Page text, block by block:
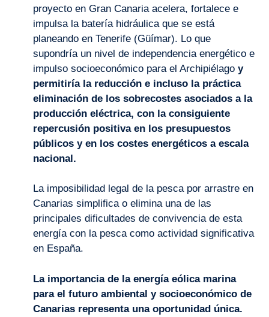
proyecto en Gran Canaria acelera, fortalece e
impulsa la batería hidráulica que se está
planeando en Tenerife (Güímar). Lo que
supondría un nivel de independencia energético e
impulso socioeconómico para el Archipiélago y
permitiría la reducción e incluso la práctica
eliminación de los sobrecostes asociados a la
producción eléctrica, con la consiguiente
repercusión positiva en los presupuestos
públicos y en los costes energéticos a escala
nacional.
La imposibilidad legal de la pesca por arrastre en
Canarias simplifica o elimina una de las
principales dificultades de convivencia de esta
energía con la pesca como actividad significativa
en España.
La importancia de la energía eólica marina
para el futuro ambiental y socioeconómico de
Canarias representa una oportunidad única.